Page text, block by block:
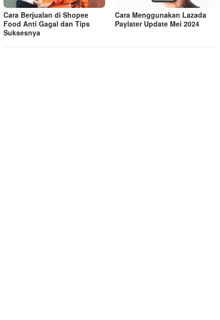
Cara Berjualan di Shopee
Food Anti Gagal dan Tips
Suksesnya
Cara Menggunakan Lazada
Paylater Update Mei 2024